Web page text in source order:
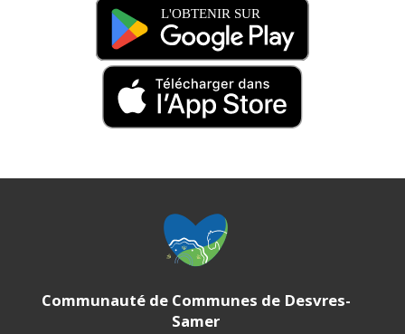
Communauté de Communes de Desvres-
Samer